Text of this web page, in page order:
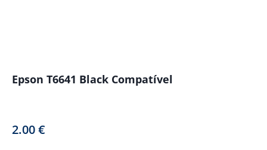
Epson T6641 Black Compatível
2.00€